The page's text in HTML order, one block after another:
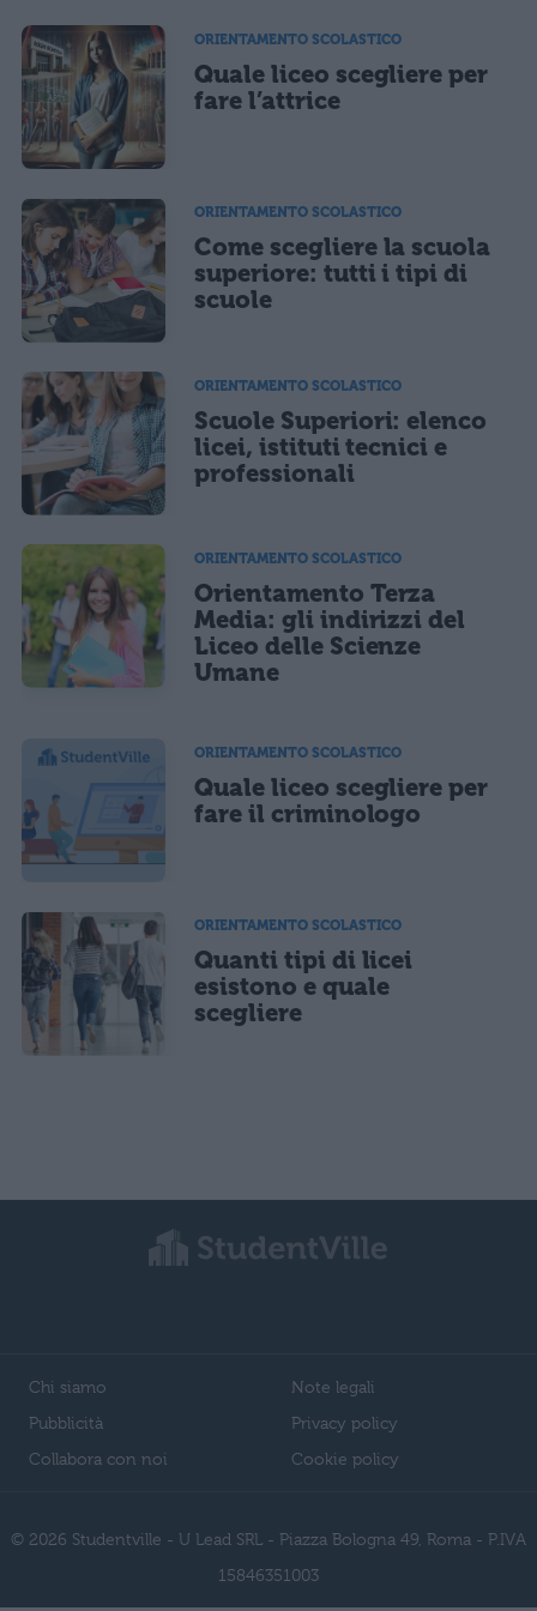
ORIENTAMENTO SCOLASTICO
Quale liceo scegliere per
fare l’attrice
ORIENTAMENTO SCOLASTICO
Come scegliere la scuola
superiore: tutti i tipi di
scuole
ORIENTAMENTO SCOLASTICO
Scuole Superiori: elenco
licei, istituti tecnici e
professionali
ORIENTAMENTO SCOLASTICO
Orientamento Terza
Media: gli indirizzi del
Liceo delle Scienze
Umane
ORIENTAMENTO SCOLASTICO
Quale liceo scegliere per
fare il criminologo
ORIENTAMENTO SCOLASTICO
Quanti tipi di licei
esistono e quale
scegliere
Chi siamo
Pubblicità
Collabora con noi
Note legali
Privacy policy
Cookie policy
© 2026 Studentville - U Lead SRL - Piazza Bologna 49, Roma - P.IVA
15846351003